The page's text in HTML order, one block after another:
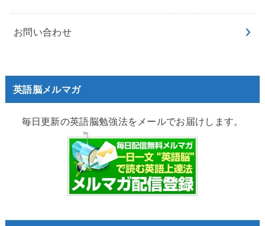
お問い合わせ
英語脳メルマガ
毎日更新の英語脳勉強法をメールでお届けします。